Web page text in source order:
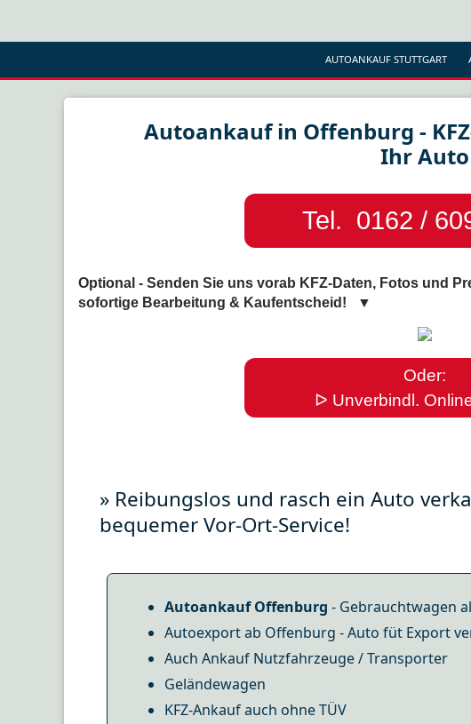
AUTOANKAUF STUTTGART
Autoankauf in Offenburg -
Ihr Auto
Tel. 0162 /
Optional - Senden Sie uns vorab KFZ-Daten, Fotos und
sofortige Bearbeitung & Kaufentscheid! ▼
Oder:
ᐅ Unverbindl.
» Reibungslos und rasch ein Auto
bequemer Vor-Ort-Service!
Autoankauf Offenburg - Gebrauchtwagen
Autoexport ab Offenburg - Auto füt Export
Auch Ankauf Nutzfahrzeuge / Transporter
Geländewagen
KFZ-Ankauf auch ohne TÜV